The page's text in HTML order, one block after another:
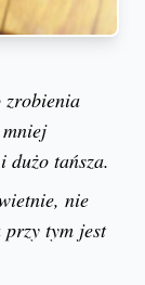
zrobienia
dużo tańsza.
nie
przy tym jest